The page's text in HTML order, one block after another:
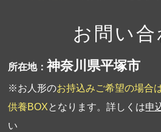
お問い合
所在地：神奈川県平塚市
※お人形のお持込みご希望の場合
供養BOXとなります。詳しくは申
い